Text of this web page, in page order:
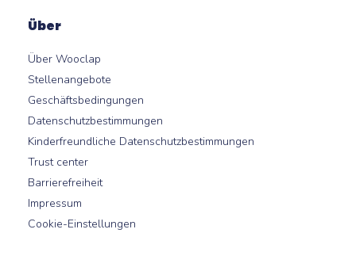
Über
Über Wooclap
Stellenangebote
Geschäftsbedingungen
Datenschutzbestimmungen
Kinderfreundliche Datenschutzbestimmungen
Trust center
Barrierefreiheit
Impressum
Cookie-Einstellungen